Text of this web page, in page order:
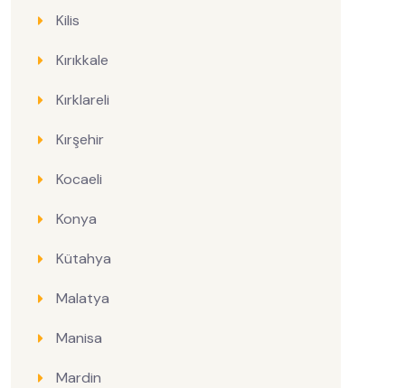
Kilis
Kırıkkale
Kırklareli
Kırşehir
Kocaeli
Konya
Kütahya
Malatya
Manisa
Mardin